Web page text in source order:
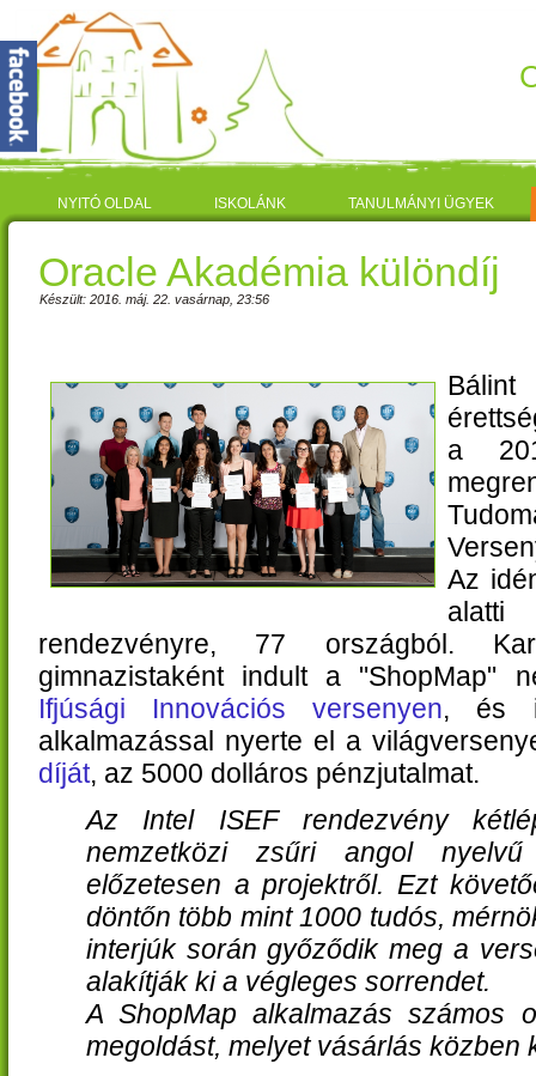
NYITÓ OLDAL ISKOLÁNK TANULMÁNYI ÜGYEK
Oracle Akadémia különdíj
Készült: 2016. máj. 22. vasárnap, 23:56
a
Az
rendezvényre, 77 országból.
gimnazistaként indult a "ShopMap"
Ifjúsági Innovációs versenyen, és
alkalmazással nyerte el a
díját, az 5000 dolláros pénzjutalmat.
Az Intel ISEF rendezvény
nemzetközi zsűri angol
előzetesen a projektről. Ezt
döntőn több mint 1000 tudós,
interjúk során győződik meg a
alakítják ki a végleges sorrendet.
A ShopMap alkalmazás számos
megoldást, melyet vásárlás közben